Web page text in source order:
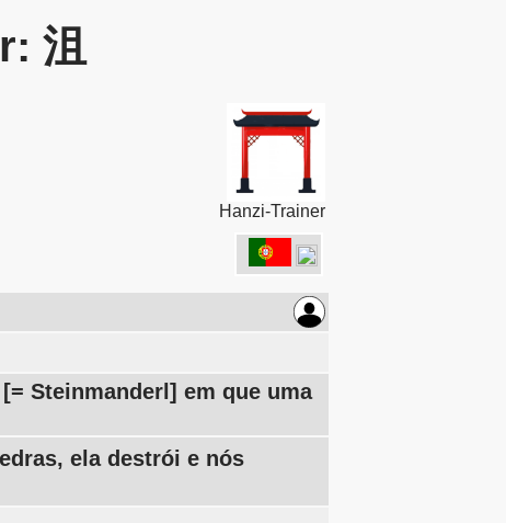
沮
Hanzi-Trainer
Steinmanderl] em que uma
ela destrói e nós